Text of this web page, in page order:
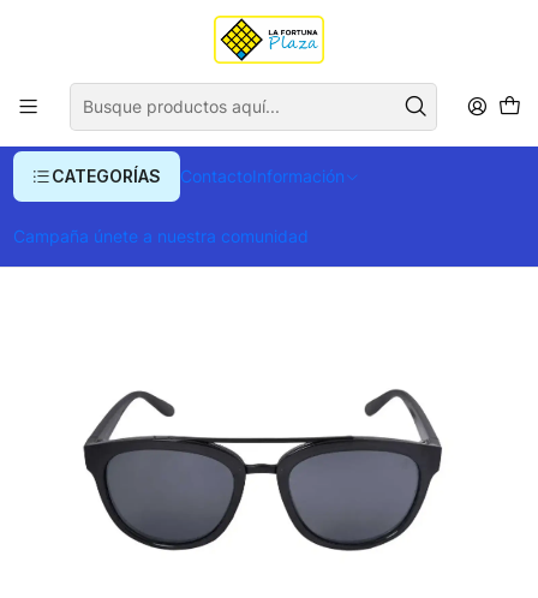
CATEGORÍAS ContactoInformación
Campaña únete a nuestra comunidad
Envío gratis para compras superiores a $ 400.000
Gafas De Sol Filtro Uv400 Futuna